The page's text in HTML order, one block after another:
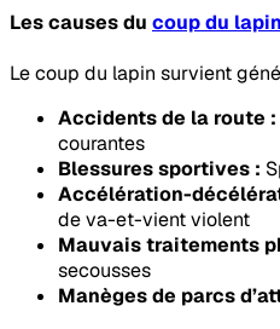
Les causes du coup du lapin
Le coup du lapin survient
Accidents de la route :
courantes
Blessures sportives :
Accélération-
de va-et-vient violent
Mauvais traitements
secousses
Manèges de parcs